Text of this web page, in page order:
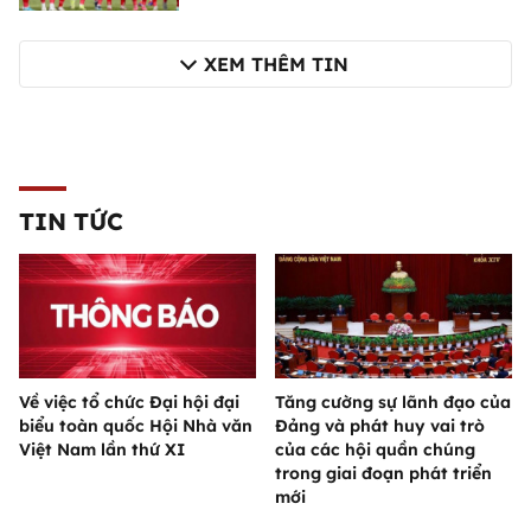
XEM THÊM TIN
TIN TỨC
Về việc tổ chức Đại hội đại
biểu toàn quốc Hội Nhà văn
Việt Nam lần thứ XI
Tăng cường sự lãnh đạo của
Đảng và phát huy vai trò
của các hội quần chúng
trong giai đoạn phát triển
mới